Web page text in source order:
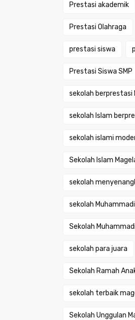
Prestasi akademik
Prestasi Olahraga
prestasi siswa
Prestasi Siswa SMP
sekolah berprestasi
sekolah Islam
sekolah islami
Sekolah Islam
sekolah
sekolah
Sekolah
sekolah para juara
Sekolah Ramah
sekolah terbaik
Sekolah Unggulan